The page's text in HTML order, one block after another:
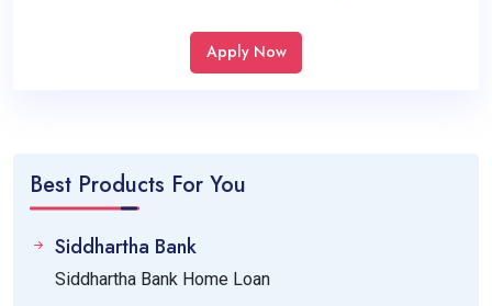
Apply Now
Best Products For You
Siddhartha Bank
Siddhartha Bank Home Loan